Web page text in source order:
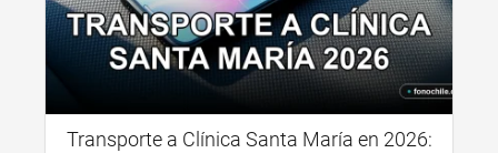
Transporte a Clínica Santa María en 2026: